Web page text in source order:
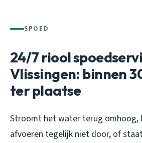
SPOED
24/7 riool
Vlissingen: binnen
ter plaatse
Stroomt het water terug omhoog,
afvoeren tegelijk niet door, of